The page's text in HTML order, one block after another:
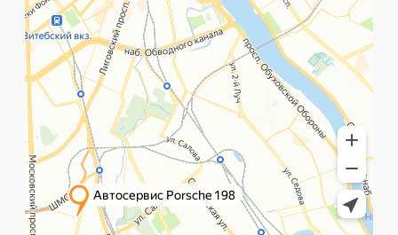
Главная Позвонить What`s app Контакты Услуги
Политика обработки данных
©️ Porsche 198. Все права защищены 2025
Разработка и маркетинг: Global Code